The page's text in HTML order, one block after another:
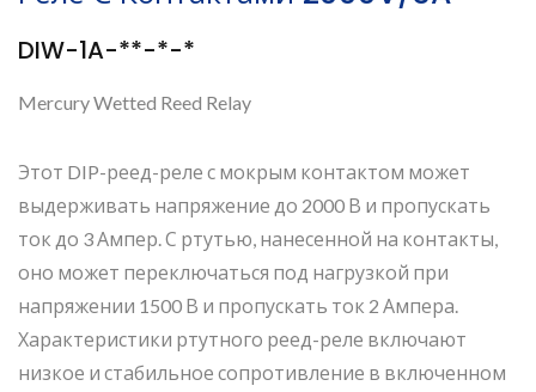
DIW-1A-**-*-*
Mercury Wetted Reed Relay
Этот DIP-реед-реле с мокрым контактом может
выдерживать напряжение до 2000 В и пропускать
ток до 3 Ампер. С ртутью, нанесенной на контакты,
оно может переключаться под нагрузкой при
напряжении 1500 В и пропускать ток 2 Ампера.
Характеристики ртутного реед-реле включают
низкое и стабильное сопротивление в включенном